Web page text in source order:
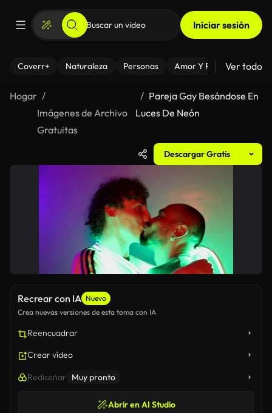
Iniciar sesión
Coverr+ Naturaleza Personas Amor Y Relaciones
Ver todo
Hogar
Imágenes de Archivo
Gratuitas
Pareja Gay Besándose En
Luces De Neón
Descargar Gratis
Recrear con IA Nuevo
Crea nuevas versiones de esta toma con IA
Reencuadrar
Crear vídeo
Rediseñar Muy pronto
Abrir en AI Studio